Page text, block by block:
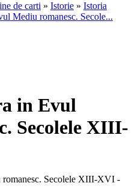
de carti » Istorie » Istoria
Mediu romanesc. Secole...
in Evul
Secolele XIII-